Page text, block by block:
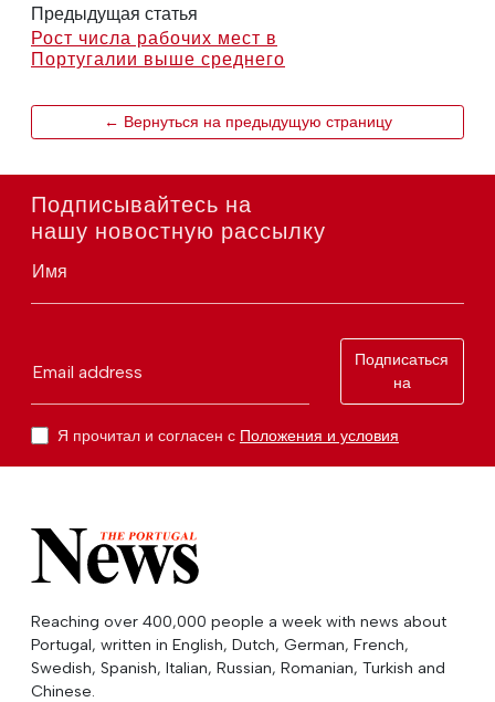
Предыдущая статья
Рост числа рабочих мест в
Португалии выше среднего
← Вернуться на предыдущую страницу
Подписывайтесь на
нашу новостную рассылку
Имя
Email address
Подписаться
на
Я прочитал и согласен с Положения и условия
Reaching over 400,000 people a week with news about
Portugal, written in English, Dutch, German, French,
Swedish, Spanish, Italian, Russian, Romanian, Turkish and
Chinese.